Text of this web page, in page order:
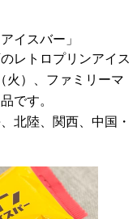
イスバー」
レトロプリンアイス
火）、ファミリーマ
です。
北陸、関西、中国・